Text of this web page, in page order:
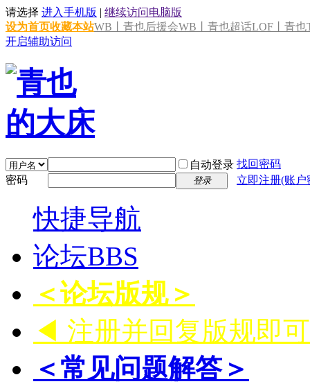
请选择 进入手机版 | 继续访问电脑版
设为首页收藏本站WB丨青也后援会WB丨青也超话LOF丨青也
开启辅助访问
自动登录 找回密码
密码
登录 立即注册(账
快捷导航
论坛BBS
＜论坛版规＞
◀ 注册并回复版规即
＜常见问题解答＞